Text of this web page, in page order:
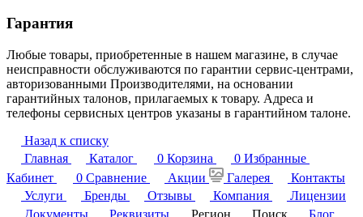
Гарантия
Любые товары, приобретенные в нашем магазине, в случае
неисправности обслуживаются по гарантии сервис-центрами,
авторизованными Производителями, на основании
гарантийных талонов, прилагаемых к товару. Адреса и
телефоны сервисных центров указаны в гарантийном талоне.
Назад к списку
Главная
Каталог 0 Корзина 0 Избранные
Кабинет
0 Сравнение Акции Галерея
Контакты
Услуги
Бренды Отзывы Компания
Лицензии